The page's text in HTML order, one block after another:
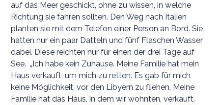
auf das Meer geschickt, ohne zu wissen, in welche
Richtung sie fahren sollten. Den Weg nach Italien
planten sie mit dem Telefon einer Person an Bord. Sie
hatten nur ein paar Datteln und fünf Flaschen Wasser
dabei. Diese reichten nur für einen der drei Tage auf
See. „Ich habe kein Zuhause. Meine Familie hat mein
Haus verkauft, um mich zu retten. Es gab für mich
keine Möglichkeit, vor den Libyern zu fliehen. Meine
Familie hat das Haus, in dem wir wohnten, verkauft.